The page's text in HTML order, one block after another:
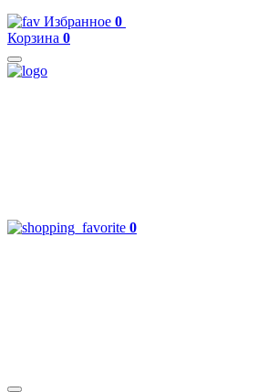
Избранное 0
Корзина 0
0